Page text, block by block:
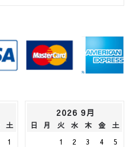
土
1
2026 9月
日 月 火 水 木 金
土
1
2 3 4
5